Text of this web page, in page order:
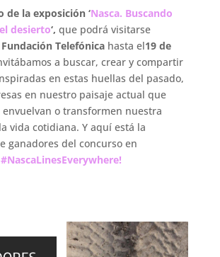
de la exposición ‘Nasca. Buscando
desierto‘, que podrá visitarse
Fundación Telefónica hasta el19 de
a buscar, crear y compartir
en estas huellas del pasado,
en nuestro paisaje actual que
o transformen nuestra
vida cotidiana. Y aquí está la
ganadores del concurso en
#NascaLinesEverywhere!